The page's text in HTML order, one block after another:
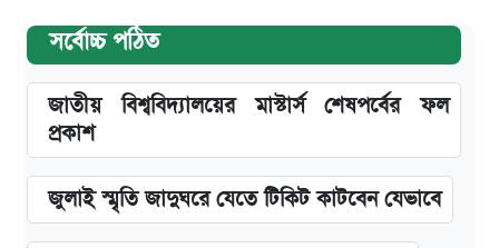
সর্বোচ্চ পঠিত
জাতীয় বিশ্ববিদ্যালয়ের মাস্টার্স শেষপর্বের ফল
প্রকাশ
জুলাই স্মৃতি জাদুঘরে যেতে টিকিট কাটবেন যেভাবে